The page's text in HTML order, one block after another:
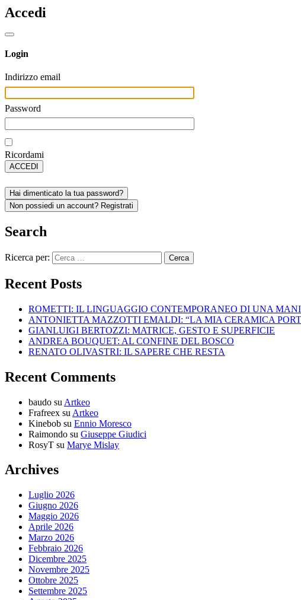
Accedi
Login
Indirizzo email
Password
Ricordami
ACCEDI
Hai dimenticato la tua password?
Non possiedi un account? Registrati
Search
Ricerca per:
Recent Posts
ROMETTI: IL LINGUAGGIO CONTEMPORANEO DI UNA
ANTONIETTA MAZZOTTI EMALDI: “LA MIA CERAMICA
GIANLUIGI BERTOZZI: MATRICE, GESTO E SUPERFICIE
ANDREA BOUQUET: AL CONFINE DEL BOSCO
RENATO OLIVASTRI: IL SAPERE CHE RESTA
Recent Comments
baudo su Artkeo
Frafreex su Artkeo
Kinebob su Ennio Moresco
Raimondo su Giuseppe Giudici
RosyT su Marye Mislay
Archives
Luglio 2026
Giugno 2026
Maggio 2026
Aprile 2026
Marzo 2026
Febbraio 2026
Dicembre 2025
Novembre 2025
Ottobre 2025
Settembre 2025